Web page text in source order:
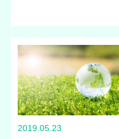
2019.05.23